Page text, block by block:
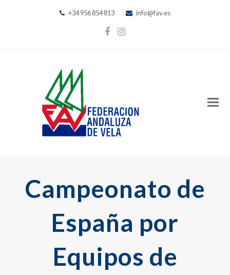
+34 956 854 813 info@fav.es
Facebook
Instagram
Campeonato de
España por
Equipos de